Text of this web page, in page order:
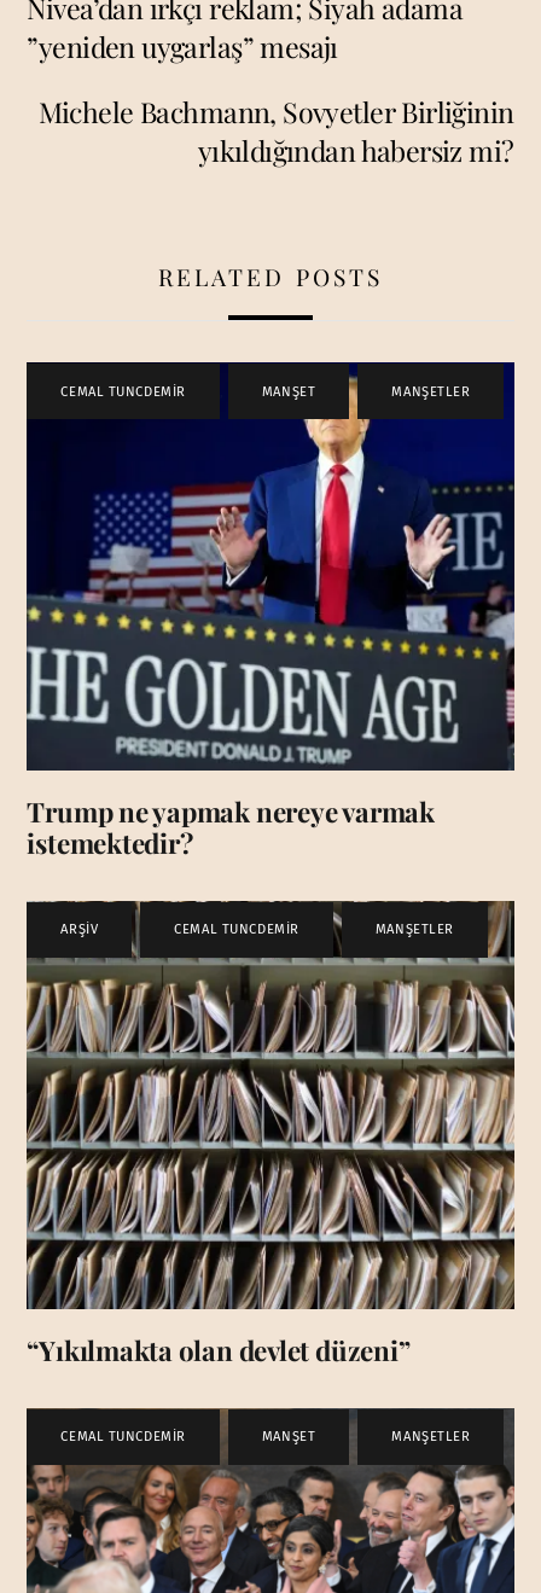
Nivea’dan ırkçı reklam; Siyah adama
”yeniden uygarlaş” mesajı
Michele Bachmann, Sovyetler Birliğinin
yıkıldığından habersiz mi?
RELATED POSTS
CEMAL TUNCDEMİR MANŞET , MANŞETLER
Trump ne yapmak nereye varmak
istemektedir?
ARŞİV CEMAL TUNCDEMİR , MANŞETLER
“Yıkılmakta olan devlet düzeni”
CEMAL TUNCDEMİR MANŞET MANŞETLER